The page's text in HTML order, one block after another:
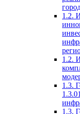
1.2.
1.2.
1.3.
1.3.